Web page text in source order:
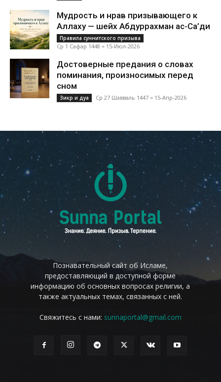
Мудрость и нрав призывающего к
Аллаху — шейх Абдуррахман ас-Са’ди
Правила суннитского призыва
Ср 1 Сафар 1448 = 15-Июл-2026
Достоверные предания о словах
поминания, произносимых перед
сном
Зикр и дуа Ср 27 Шавваль 1447 = 15-Апр-2026
Познавательный сайт об Исламе,
предоставляющий в доступной форме
информацию об основных вопросах религии, а
также актуальных темах, связанных с ней.
Свяжитесь с нами: sunnaportal@gmail.com